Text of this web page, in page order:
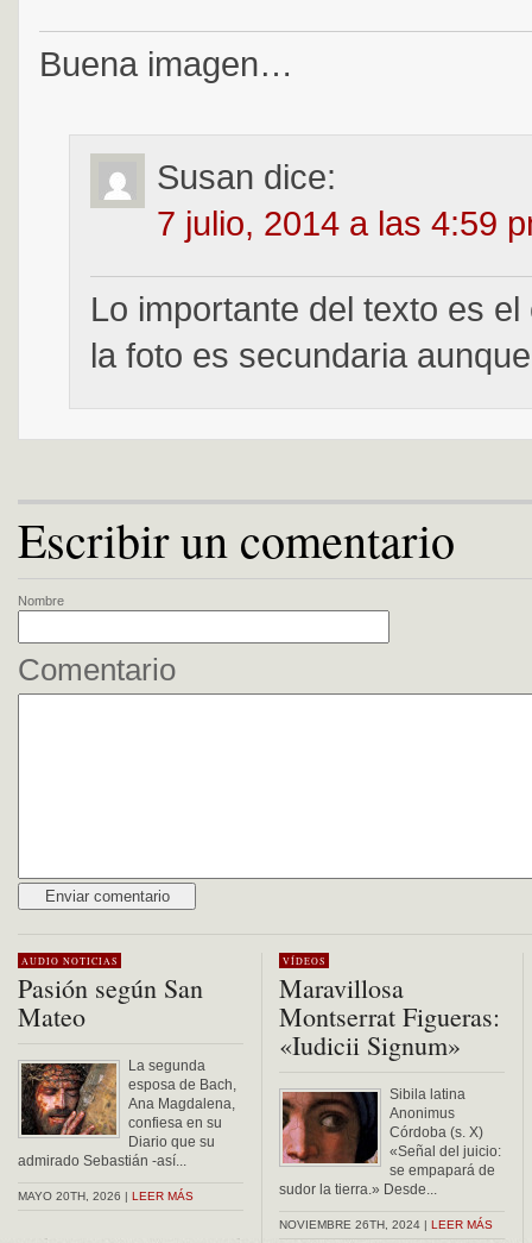
Buena imagen…
Susan dice:
7 julio, 2014 a las 4:59
Lo importante del texto es el
la foto es secundaria
Escribir un comentario
Nombre
Comentario
AUDIO NOTICIAS
Pasión según San
Mateo
La segunda
esposa de Bach,
Ana Magdalena,
confiesa en su
Diario que su
admirado Sebastián -así...
MAYO 20TH, 2026 | LEER MÁS
VÍDEOS
Maravillosa
Montserrat Figueras:
«Iudicii Signum»
Sibila latina
Anonimus
Córdoba (s. X)
«Señal del juicio:
se empapará de
sudor la tierra.» Desde...
NOVIEMBRE 26TH, 2024 | LEER MÁS